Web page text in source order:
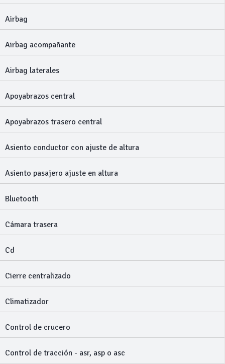
Airbag
Airbag acompañante
Airbag laterales
Apoyabrazos central
Apoyabrazos trasero central
Asiento conductor con ajuste de altura
Asiento pasajero ajuste en altura
Bluetooth
Cámara trasera
Cd
Cierre centralizado
Climatizador
Control de crucero
Control de tracción - asr, asp o asc